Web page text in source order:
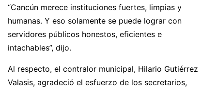
“Cancún merece instituciones fuertes, limpias y
humanas. Y eso solamente se puede lograr con
servidores públicos honestos, eficientes e
intachables”, dijo.
Al respecto, el contralor municipal, Hilario Gutiérrez
Valasis, agradeció el esfuerzo de los secretarios,